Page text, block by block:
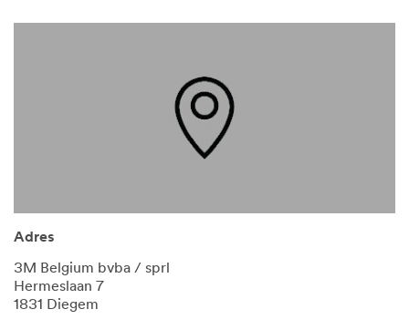
Adres
3M Belgium bvba / sprl
Hermeslaan 7
1831 Diegem